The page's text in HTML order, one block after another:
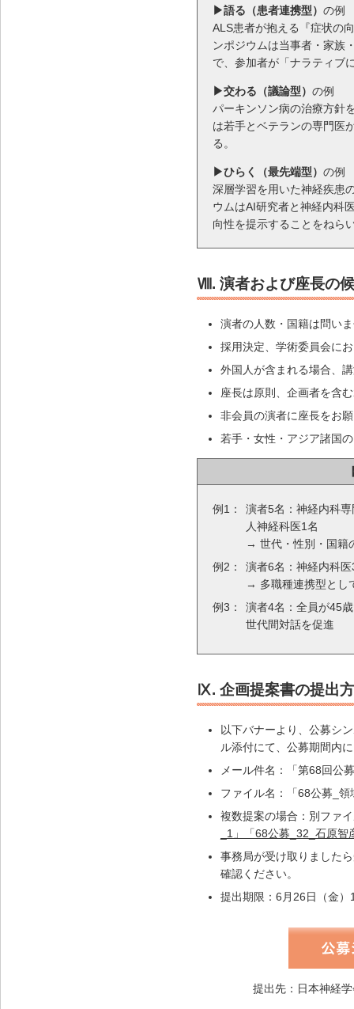
▶語る（患者連携型） の例
ALS患者が抱える『症状の
ンポジウムは当事者・家族
で、参加者が「ナラティブ
▶交わる（議論型） の例
パーキンソン病の治療方針
は若手とベテランの専門医
る。
▶ひらく（最先端型） の例
深層学習を用いた神経疾患
ウムはAI研究者と神経内科
向性を提示することをねら
Ⅷ. 演者および座長の
演者の人数・国籍は問い
採用決定、学術委員会に
外国人が含まれる場合、
座長は原則、企画者を含
非会員の演者に座長をお
若手・女性・アジア諸国
例1：
演者5名：神経内科
人神経科医1名
→ 世代・性別・国籍
例2：
演者6名：神経内科
→ 多職種連携型とし
例3：
演者4名：全員が45
世代間対話を促進
Ⅸ. 企画提案書の提出
以下バナーより、公募シ
ル添付にて、公募期間内
メール件名：「第68回公
ファイル名：「68公募_
複数提案の場合：別ファ
_1」「68公募_32_石原智
事務局が受け取りました
確認ください。
提出期限：6月26日（金
提出先：日本神経